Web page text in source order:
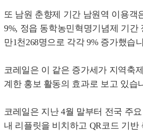
또 남원 춘향제 기간 남원역 이용객
9%, 정읍 동학농민혁명기념제 기간
만1천268명으로 각각 9% 증가했습
코레일은 이 같은 증가세가 지역축
계한 홍보 활동의 효과로 보고 있습
코레일은 지난 4월 말부터 전국 주
내 리플릿을 비치하고 QR코드 기반